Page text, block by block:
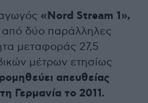
«Nord Stream 1»,
από δύο παράλληλες
μεταφοράς 27,5
μέτρων ετησίως
απευθείας
Γερμανία το 2011.